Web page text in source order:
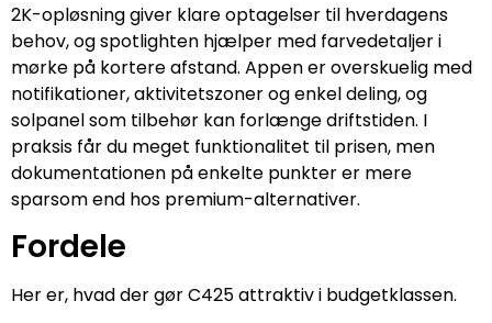
2K-opløsning giver klare optagelser til hverdagens
behov, og spotlighten hjælper med farvedetaljer i
mørke på kortere afstand. Appen er overskuelig med
notifikationer, aktivitetszoner og enkel deling, og
solpanel som tilbehør kan forlænge driftstiden. I
praksis får du meget funktionalitet til prisen, men
dokumentationen på enkelte punkter er mere
sparsom end hos premium-alternativer.
Fordele
Her er, hvad der gør C425 attraktiv i budgetklassen.